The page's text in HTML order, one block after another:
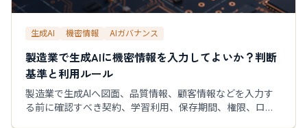
生成AI 機密情報 AIガバナンス
製造業で生成AIに機密情報を入力してよいか？判断
基準と利用ルール
製造業で生成AIへ図面、品質情報、顧客情報などを入力す
る前に確認すべき契約、学習利用、保存期間、権限、ログ